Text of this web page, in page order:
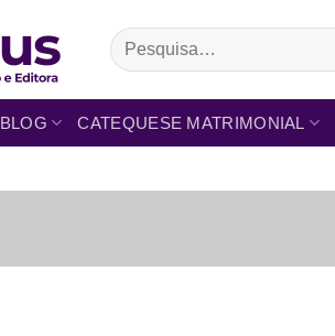
BLOG CATEQUESE MATRIMONIAL